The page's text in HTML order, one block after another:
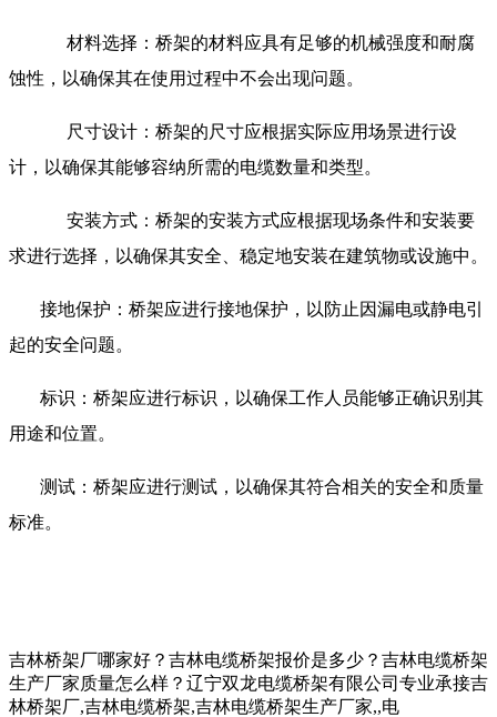
材料选择：桥架的材料应具有足够的机械强度和耐腐
蚀性，以确保其在使用过程中不会出现问题。
尺寸设计：桥架的尺寸应根据实际应用场景进行设
计，以确保其能够容纳所需的电缆数量和类型。
安装方式：桥架的安装方式应根据现场条件和安装要
求进行选择，以确保其安全、稳定地安装在建筑物或设施中。
接地保护：桥架应进行接地保护，以防止因漏电或静电引
起的安全问题。
标识：桥架应进行标识，以确保工作人员能够正确识别其
用途和位置。
测试：桥架应进行测试，以确保其符合相关的安全和质量
标准。
吉林桥架厂哪家好？吉林电缆桥架报价是多少？吉林电缆桥架
生产厂家质量怎么样？辽宁双龙电缆桥架有限公司专业承接吉
林桥架厂,吉林电缆桥架,吉林电缆桥架生产厂家,,电